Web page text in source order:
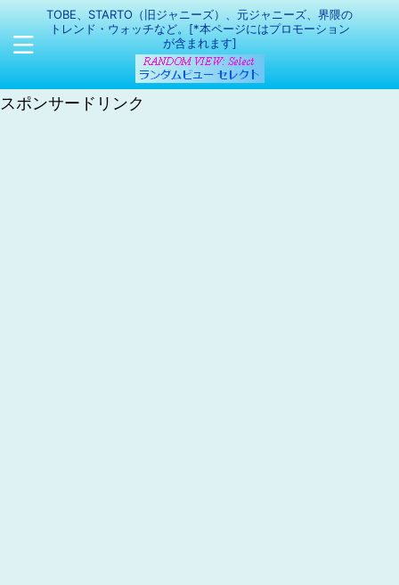
TOBE、STARTO（旧ジャニーズ）、元ジャニーズ、界隈の
トレンド・ウォッチなど。[*本ページにはプロモーション
が含まれます]
スポンサードリンク